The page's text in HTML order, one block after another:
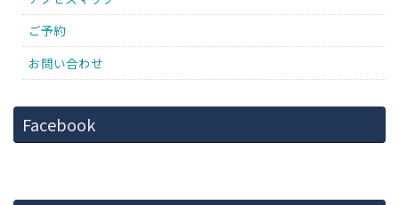
ご予約
お問い合わせ
Facebook